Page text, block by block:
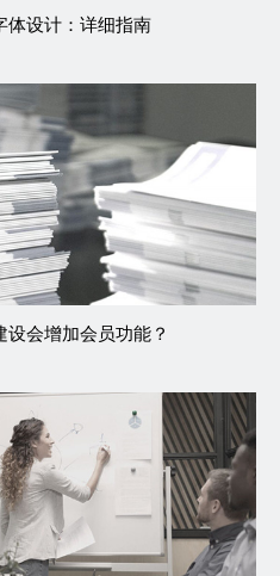
体设计：详细指南
会增加会员功能？